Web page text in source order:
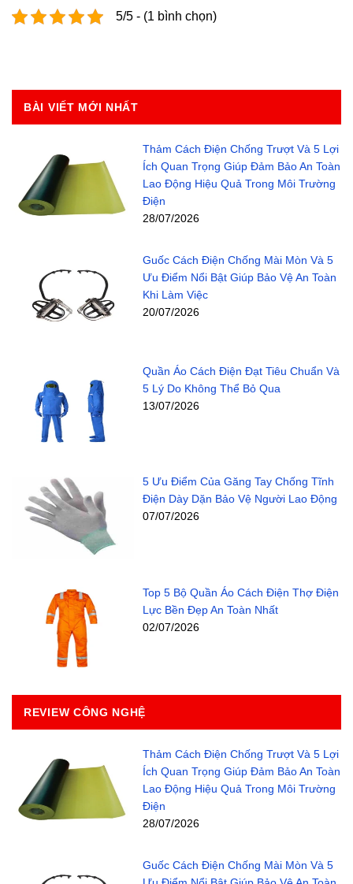
5/5 - (1 bình chọn)
BÀI VIẾT MỚI NHẤT
Thảm Cách Điện Chống Trượt Và 5 Lợi
Ích Quan Trọng Giúp Đảm Bảo An Toàn
Lao Động Hiệu Quả Trong Môi Trường
Điện
28/07/2026
Guốc Cách Điện Chống Mài Mòn Và 5
Ưu Điểm Nổi Bật Giúp Bảo Vệ An Toàn
Khi Làm Việc
20/07/2026
Quần Áo Cách Điện Đạt Tiêu Chuẩn Và
5 Lý Do Không Thể Bỏ Qua
13/07/2026
5 Ưu Điểm Của Găng Tay Chống Tĩnh
Điện Dày Dặn Bảo Vệ Người Lao Động
07/07/2026
Top 5 Bộ Quần Áo Cách Điện Thợ Điện
Lực Bền Đẹp An Toàn Nhất
02/07/2026
REVIEW CÔNG NGHỆ
Thảm Cách Điện Chống Trượt Và 5 Lợi
Ích Quan Trọng Giúp Đảm Bảo An Toàn
Lao Động Hiệu Quả Trong Môi Trường
Điện
28/07/2026
Guốc Cách Điện Chống Mài Mòn Và 5